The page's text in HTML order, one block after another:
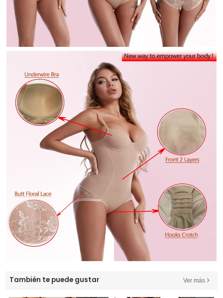
También te puede gustar Ver más